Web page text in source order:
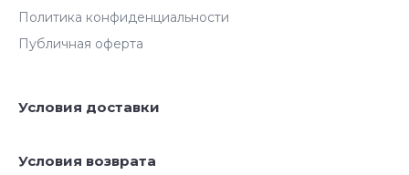
Политика конфиденциальности
Публичная оферта
Условия доставки
Условия возврата